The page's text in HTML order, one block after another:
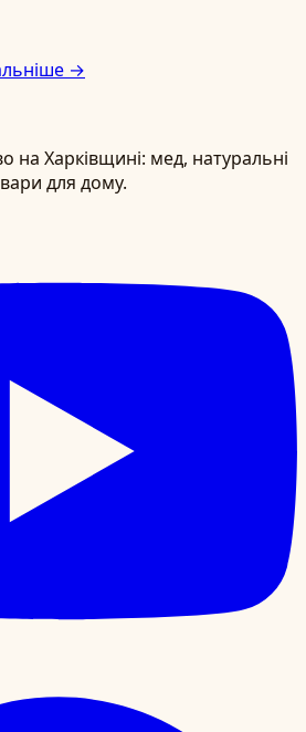
→
на Харківщині: мед, натуральні
для дому.